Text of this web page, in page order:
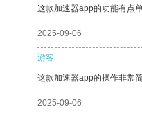
这款加速器app的功能有点
2025-09-06
游客
这款加速器app的操作非常
2025-09-06